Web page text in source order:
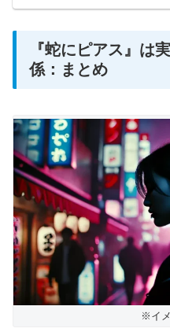
『蛇にピアス』は
係：まとめ
※イ